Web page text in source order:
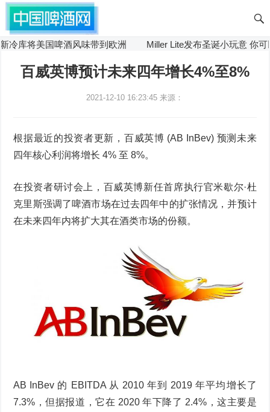
冷库将美国啤酒风味带到欧洲 Miller Lite发布圣诞小玩意 你可
百威英博预计未来四年增长4%至8%
2021-12-10 16:23:45 来源：
根据最近的投资者更新，百威英博 (AB InBev) 预测未来
四年核心利润将增长 4% 至 8%。
在投资者研讨会上，百威英博新任首席执行官米歇尔·杜
克里斯强调了啤酒市场在过去四年中的扩张情况，并预计
在未来四年内将扩大其在酒类市场的份额。
AB InBev 的 EBITDA 从 2010 年到 2019 年平均增长了
7.3%，但据报道，它在 2020 年下降了 2.4%，这主要是